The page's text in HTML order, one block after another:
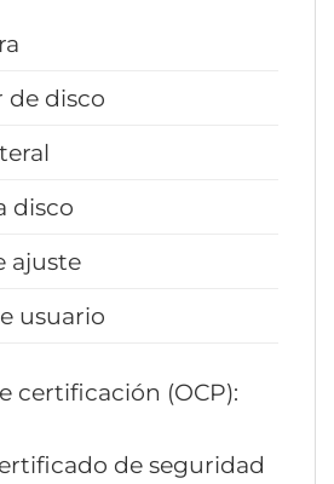
de disco
disco
ajuste
usuario
certificación (OCP):
de seguridad